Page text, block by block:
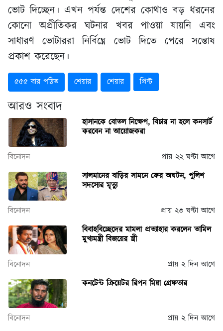
ভোট দিচ্ছেন। এখন পর্যন্ত দেশের কোথাও বড় ধরনের
কোনো অপ্রীতিকর ঘটনার খবর পাওয়া যায়নি এবং
সাধারণ ভোটাররা নির্বিঘ্নে ভোট দিতে পেরে সন্তোষ
প্রকাশ করেছেন।
৫৫৫ বার পঠিত শেয়ার শেয়ার প্রিন্ট
আরও সংবাদ
হাসানকে বোতল নিক্ষেপ, বিচার না হলে কনসার্ট
করবেন না আয়োজকরা
বিনোদন
প্রায় ২২ ঘণ্টা আগে
সালমানের বাড়ির সামনে ফের অঘটন, পুলিশ
সদস্যের মৃত্যু
বিনোদন
প্রায় ২৩ ঘণ্টা আগে
বিবাহবিচ্ছেদের মামলা প্রত্যাহার করলেন তামিল
মুখ্যমন্ত্রী বিজয়ের স্ত্রী
বিনোদন
প্রায় ২ দিন আগে
কনটেন্ট ক্রিয়েটর রিপন মিয়া গ্রেফতার
বিনোদন
প্রায় ২ দিন আগে